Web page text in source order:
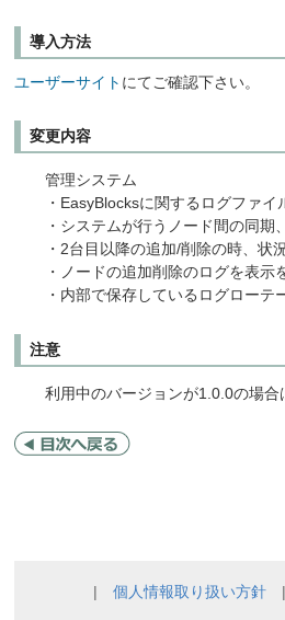
導入方法
ユーザーサイト にてご確認下さい。
変更内容
管理システム
・EasyBlocksに関するログファ
・システムが行うノード間の同
・2台目以降の追加/削除の時、状
・ノードの追加削除のログを表示
・内部で保存しているログローテ
注意
利用中のバージョンが1.0.0の場合
| 個人情報取り扱い方針